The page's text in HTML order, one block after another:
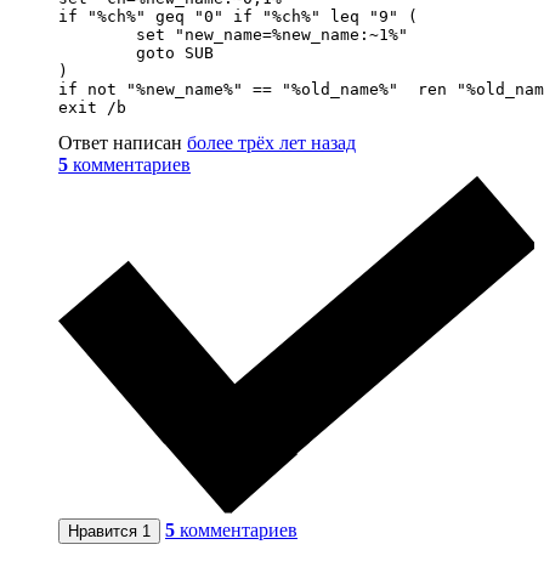
if "%ch%" geq "0" if "%ch%" leq "9" (
)
if not "%new_name%" == "%old_name%"  ren
exit /b
Ответ написан более трёх лет назад
5 комментариев
Нравится 1 5 комментариев